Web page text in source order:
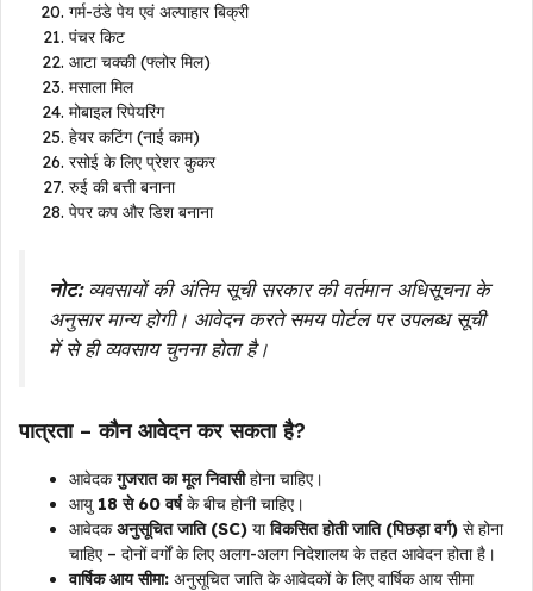
गर्म-ठंडे पेय एवं अल्पाहार बिक्री
पंचर किट
आटा चक्की (फ्लोर मिल)
मसाला मिल
मोबाइल रिपेयरिंग
हेयर कटिंग (नाई काम)
रसोई के लिए प्रेशर कुकर
रुई की बत्ती बनाना
पेपर कप और डिश बनाना
नोट:व्यवसायों की अंतिम सूची सरकार की वर्तमान अधिसूचना के
अनुसार मान्य होगी। आवेदन करते समय पोर्टल पर उपलब्ध सूची
में से ही व्यवसाय चुनना होता है।
पात्रता – कौन आवेदन कर सकता है?
आवेदकगुजरात का मूल निवासीहोना चाहिए।
आयु 18 से 60 वर्षके बीच होनी चाहिए।
आवेदकअनुसूचित जाति (SC) याविकसित होती जाति (पिछड़ा वर्ग) से होना
चाहिए – दोनों वर्गों के लिए अलग-अलग निदेशालय के तहत आवेदन होता है।
वार्षिक आय सीमा: अनुसूचित जाति के आवेदकों के लिए वार्षिक आय सीमा